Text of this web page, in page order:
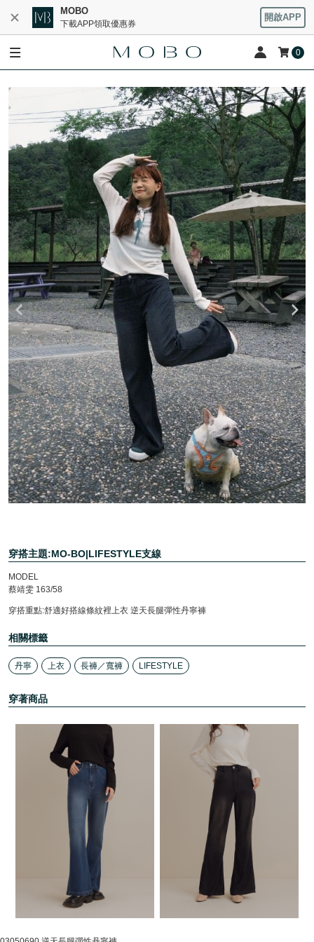
MOBO
下載APP領取優惠券
開啟APP
0
穿搭主題:MO-BO|LIFESTYLE支線
MODEL
蔡靖雯 163/58
穿搭重點:舒適好搭線條紋裡上衣 逆天長腿彈性丹寧褲
相關標籤
丹寧 上衣 長褲／寬褲 LIFESTYLE
穿著商品